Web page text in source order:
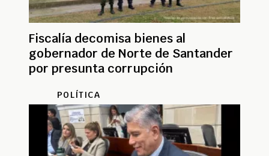
Fiscalía decomisa bienes al
gobernador de Norte de Santander
por presunta corrupción
POLÍTICA